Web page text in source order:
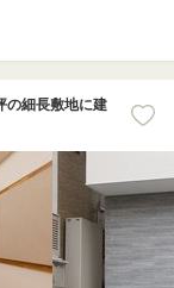
の細長敷地に建